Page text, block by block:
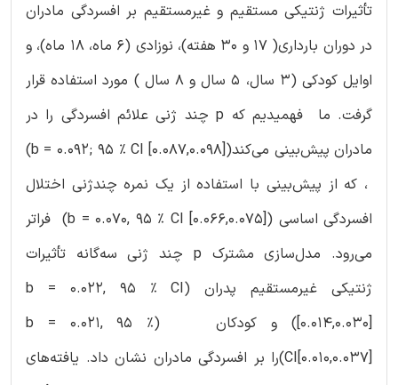
تأثیرات ژنتیکی مستقیم و غیرمستقیم بر افسردگی مادران
در دوران بارداری( 17 و 30 هفته)، نوزادی (6 ماه، 18 ماه)، و
اوایل کودکی (3 سال، 5 سال و 8 سال ) مورد استفاده قرار
گرفت. ما فهمیدیم که p چند ژنی علائم افسردگی را در
مادران پیش‌بینی می‌کند(b = 0.092; 95 % CI [0.087,0.098])
، که از پیش‌بینی با استفاده از یک نمره چندژنی اختلال
افسردگی اساسی (b = 0.070, 95 % CI [0.066,0.075]) فراتر
می‌رود. مدل‌سازی مشترک p چند ژنی سه‌گانه تأثیرات
ژنتیکی غیرمستقیم پدران (b = 0.022, 95 % CI
[0.014,0.030]) و کودکان (b = 0.021, 95 %
CI[0.010,0.037])را بر افسردگی مادران نشان داد. یافته‌های